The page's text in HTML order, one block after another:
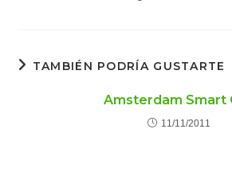
TAMBIÉN PODRÍA GUSTARTE
Amsterdam Smart
11/11/2011